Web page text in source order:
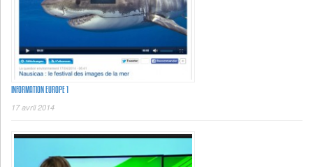
INFORMATION EUROPE 1
17 avril 2014